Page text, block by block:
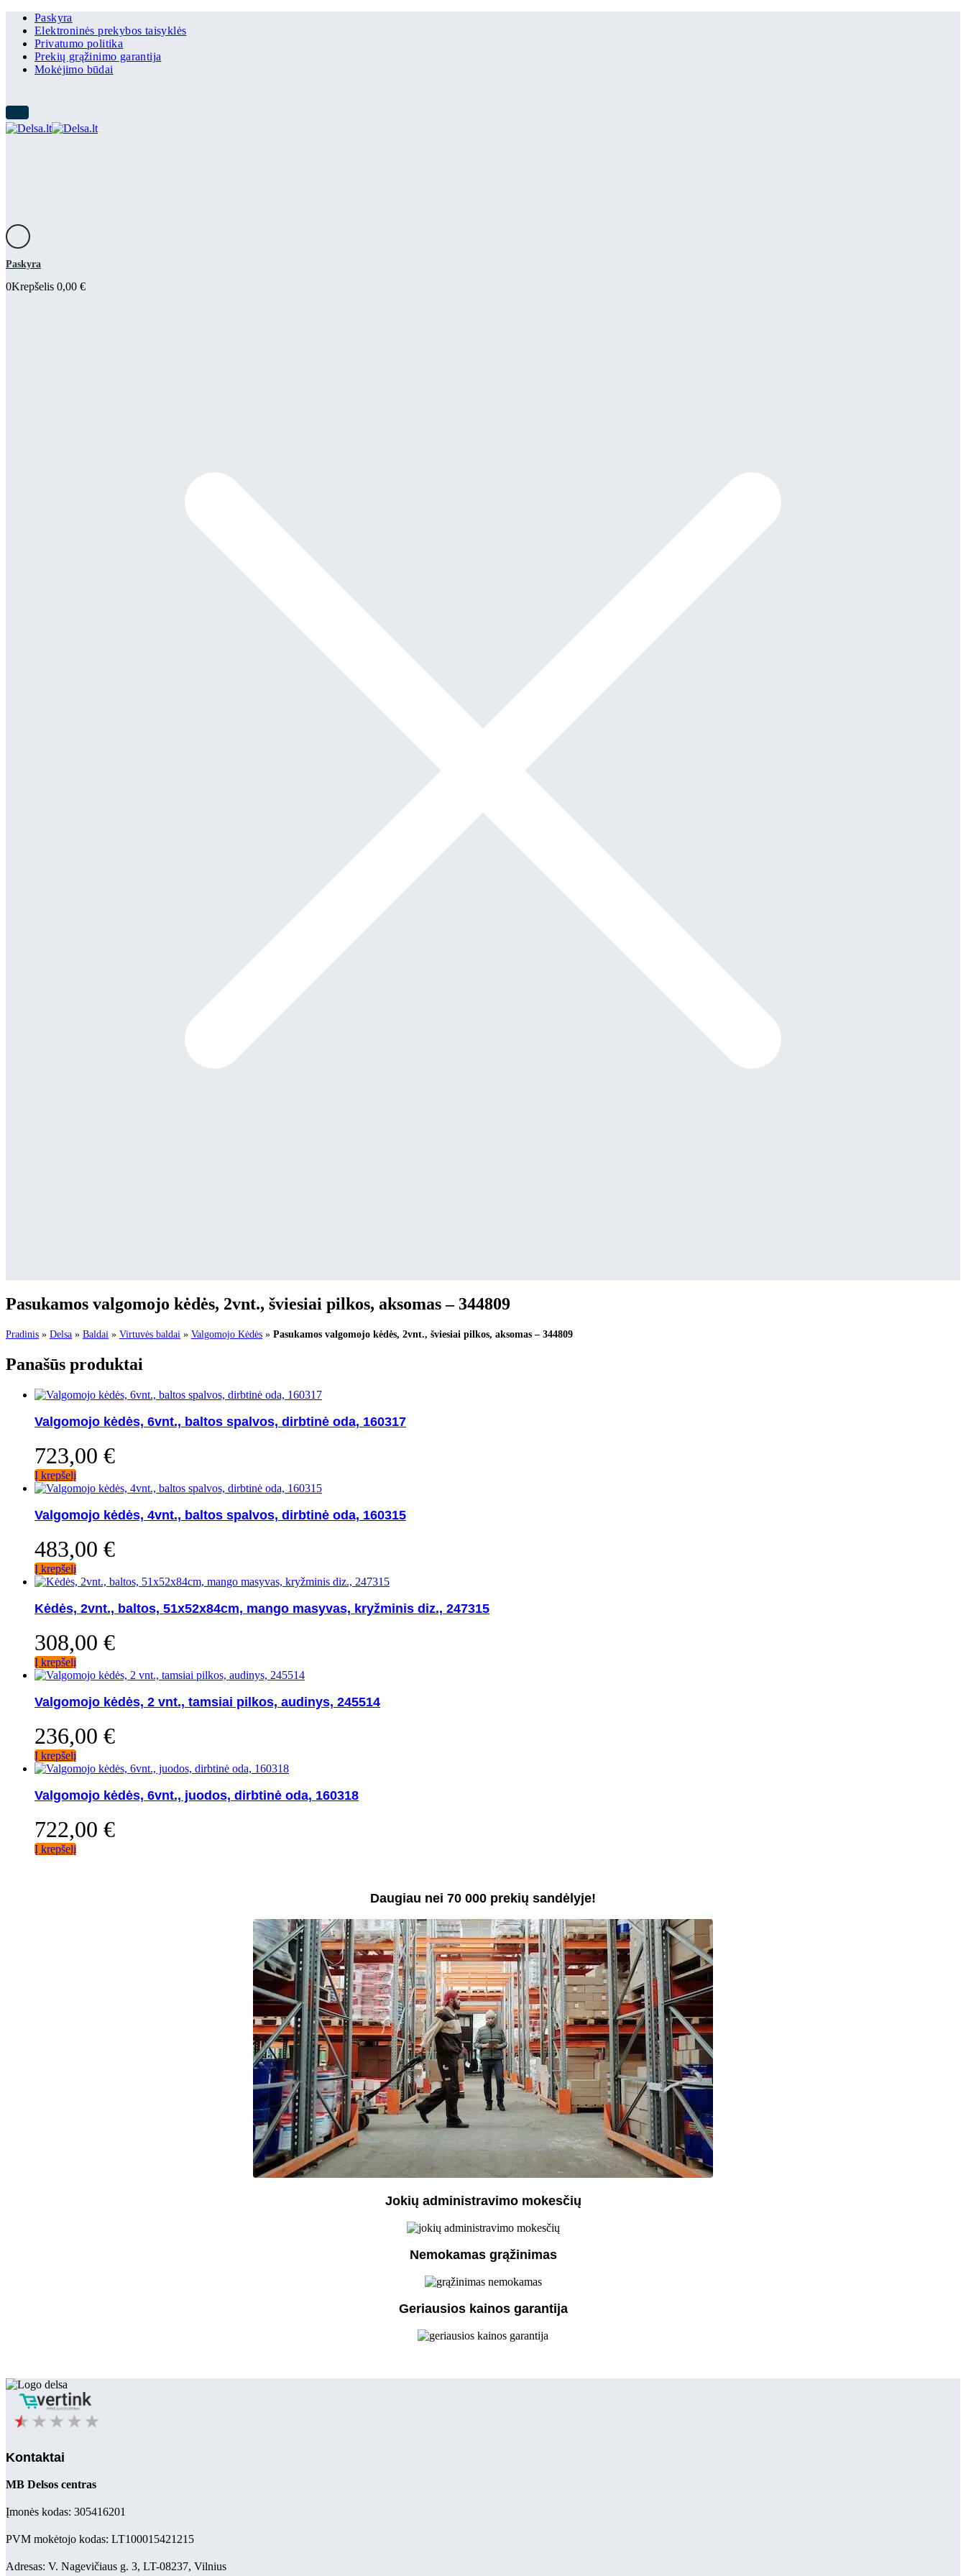
Paskyra
Elektroninės prekybos taisyklės
Privatumo politika
Prekių grąžinimo garantija
Mokėjimo būdai
Paskyra
0Krepšelis 0,00 €
Pasukamos valgomojo kėdės, 2vnt., šviesiai pilkos, aksomas – 344809
Pradinis » Delsa » Baldai » Virtuvės baldai » Valgomojo Kėdės » Pasukamos valgomojo kėdės, 2vnt., šviesiai pilkos, aksomas – 344809
Panašūs produktai
Valgomojo kėdės, 6vnt., baltos spalvos, dirbtinė oda, 160317
723,00 €
Į krepšelį
Valgomojo kėdės, 4vnt., baltos spalvos, dirbtinė oda, 160315
483,00 €
Į krepšelį
Kėdės, 2vnt., baltos, 51x52x84cm, mango masyvas, kryžminis diz., 247315
308,00 €
Į krepšelį
Valgomojo kėdės, 2 vnt., tamsiai pilkos, audinys, 245514
236,00 €
Į krepšelį
Valgomojo kėdės, 6vnt., juodos, dirbtinė oda, 160318
722,00 €
Į krepšelį
Daugiau nei 70 000 prekių sandėlyje!
Jokių administravimo mokesčių
Nemokamas grąžinimas
Geriausios kainos garantija
Kontaktai
MB Delsos centras
Įmonės kodas: 305416201
PVM mokėtojo kodas: LT100015421215
Adresas: V. Nagevičiaus g. 3, LT-08237, Vilnius